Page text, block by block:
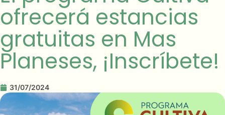
ofrecerá estancias
gratuitas en Mas
Planeses, ¡Inscríbete!
31/07/2024